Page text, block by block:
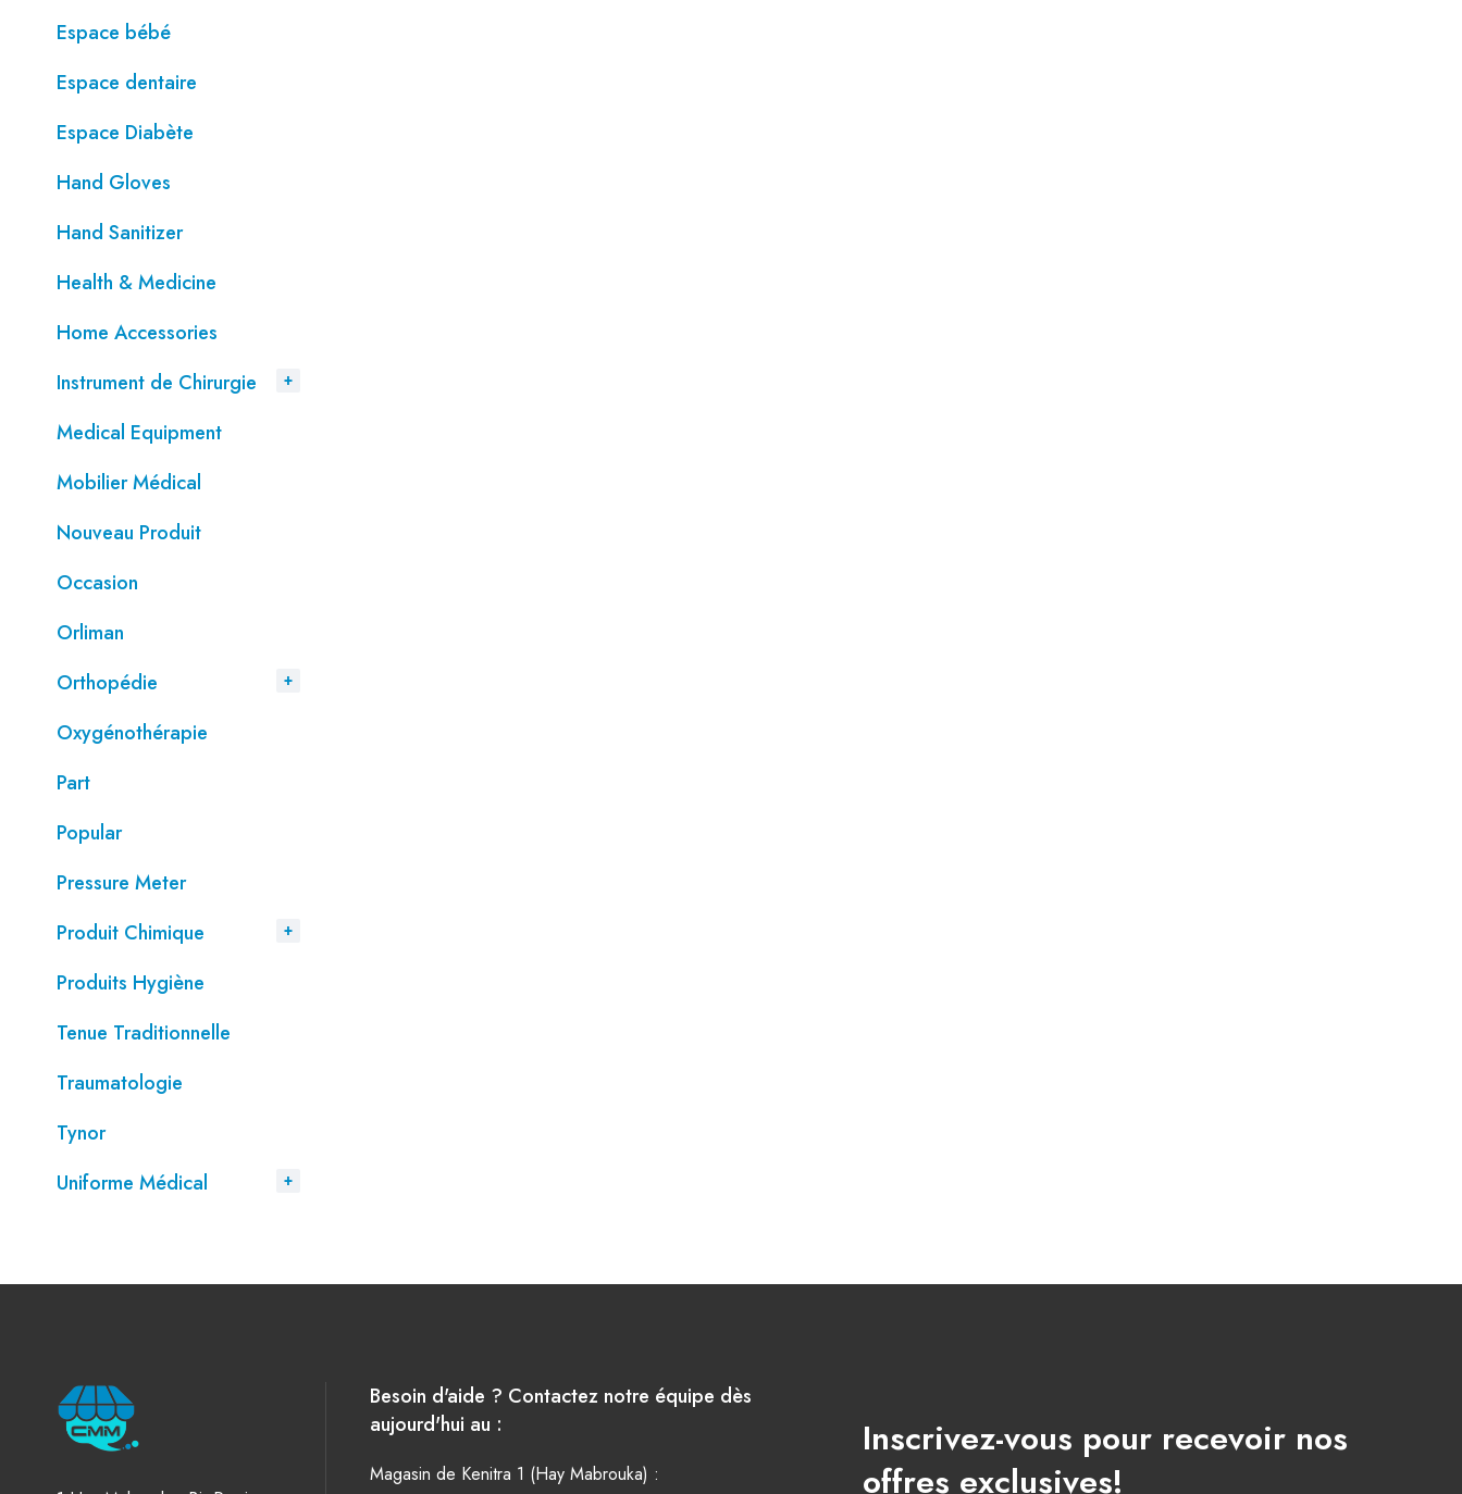
Espace bébé
Espace dentaire
Espace Diabète
Hand Gloves
Hand Sanitizer
Health & Medicine
Home Accessories
Instrument de Chirurgie
Medical Equipment
Mobilier Médical
Nouveau Produit
Occasion
Orliman
Orthopédie
Oxygénothérapie
Part
Popular
Pressure Meter
Produit Chimique
Produits Hygiène
Tenue Traditionnelle
Traumatologie
Tynor
Uniforme Médical
Besoin d'aide ? Contactez notre équipe dès
aujourd'hui au :
Magasin de Kenitra 1 (Hay Mabrouka) :
Inscrivez-vous pour recevoir nos
offres exclusives!